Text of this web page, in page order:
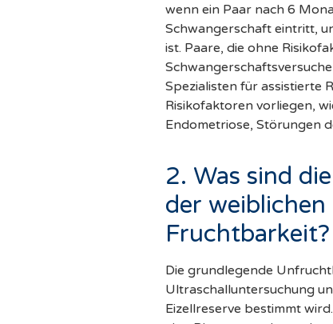
wenn ein Paar nach 6
Schwangerschaft eintritt,
ist. Paare, die ohne
Spezialisten für assistierte
Risikofaktoren vorliegen,
Endometriose, Störungen
2. Was sind
der
Fruchtbarkeit?
Die grundlegende
Ultraschalluntersuchung
Eizellreserve bestimmt